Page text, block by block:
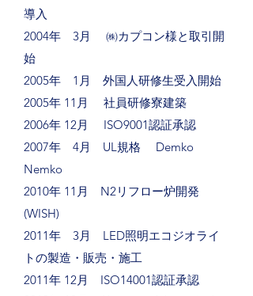
導入
2004年 3月 ㈱カプコン様と取引開
始
2005年 1月 外国人研修生受入開始
2005年 11月 社員研修寮建築
2006年 12月 ISO9001認証承認
2007年 4月 UL規格 Demko
Nemko
2010年 11月 N2リフロー炉開発
(WISH)
2011年 3月 LED照明エコジオライ
トの製造・販売・施工
2011年 12月 ISO14001認証承認